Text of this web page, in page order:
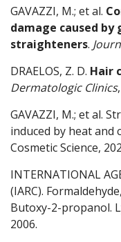
GAVAZZI, M.; et al.
damage caused by
straighteners.
DRAELOS, Z. D. Hair
Dermatologic Clinics
GAVAZZI, M.; et al.
induced by heat and
Cosmetic Science,
INTERNATIONAL
(IARC).
Butoxy-2-propanol.
2006.